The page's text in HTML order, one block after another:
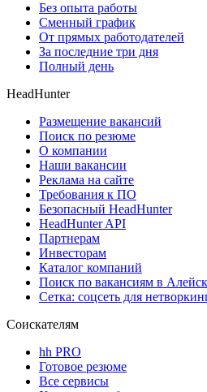
Без опыта работы
Сменный график
От прямых работодателей
За последние три дня
Полный день
HeadHunter
Размещение вакансий
Поиск по резюме
О компании
Наши вакансии
Реклама на сайте
Требования к ПО
Безопасный HeadHunter
HeadHunter API
Партнерам
Инвесторам
Каталог компаний
Поиск по вакансиям в
Сетка: соцсеть для
Соискателям
hh PRO
Готовое резюме
Все сервисы